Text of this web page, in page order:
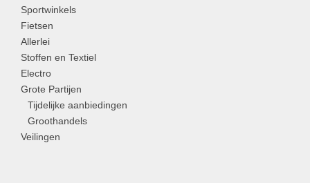
Sportwinkels
Fietsen
Allerlei
Stoffen en Textiel
Electro
Grote Partijen
Tijdelijke aanbiedingen
Groothandels
Veilingen